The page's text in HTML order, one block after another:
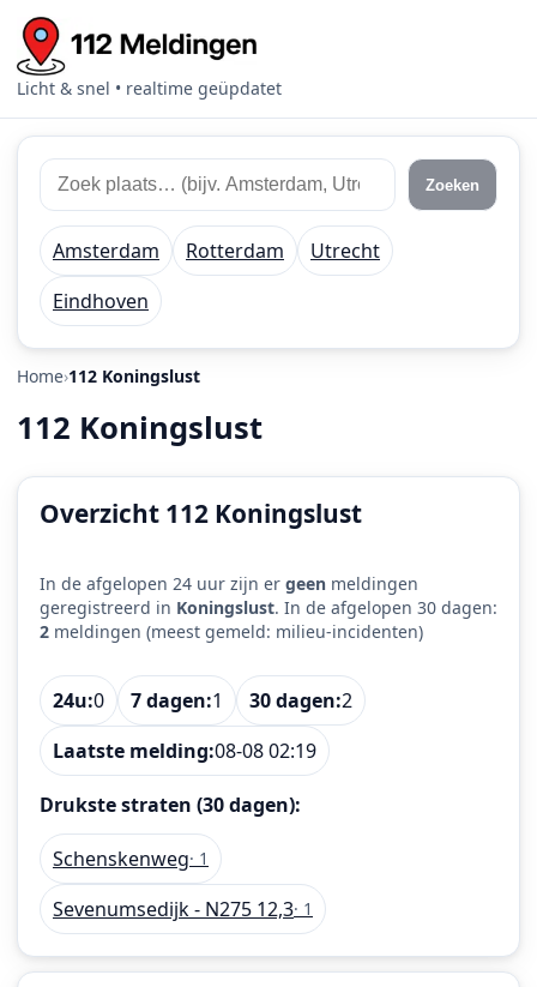
Licht & snel • realtime geüpdatet
Zoek
112
meldingen
Zoek
plaats
of
regio
Zoeken
Amsterdam Rotterdam
Utrecht
Eindhoven
Home 112 Koningslust
112 Koningslust
Overzicht 112 Koningslust
In de afgelopen 24 uur zijn er geen meldingen
geregistreerd in Koningslust. In de afgelopen 30 dagen:
2 meldingen (meest gemeld: milieu-incidenten)
24u:0 7 dagen:1 30 dagen:2
Laatste melding:08-08 02:19
Drukste straten (30 dagen):
Schenskenweg· 1
Sevenumsedijk - N275 12,3· 1